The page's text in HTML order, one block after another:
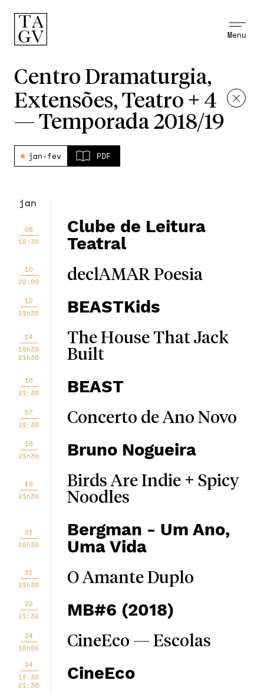
Menu
Centro Dramaturgia,
Extensões, Teatro + 4
— Temporada 2018/19
jan-fev PDF
jan
08
18:30
Clube de Leitura
Teatral
10
22:00
declAMAR Poesia
12
11h30
BEASTKids
14
18h30
21h30
The House That Jack
Built
16
21:30
BEAST
17
21:30
Concerto de Ano Novo
18
21h30
Bruno Nogueira
19
21h30
Birds Are Indie + Spicy
Noodles
21
18h30
Bergman - Um Ano,
Uma Vida
21
21h30
O Amante Duplo
22
21:30
MB#6 (2018)
24
10h00
CineEco — Escolas
24
18:30
21:30
CineEco